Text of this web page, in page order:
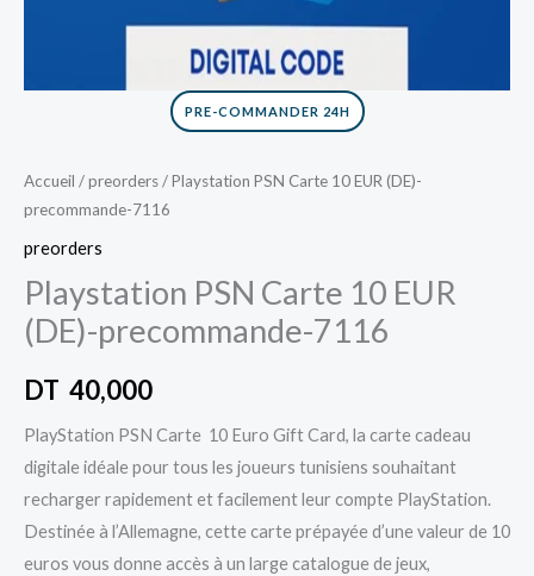
PRE-COMMANDER 24H
Accueil /preorders/ Playstation PSN Carte 10 EUR (DE)-
precommande-7116
preorders
Playstation PSN Carte 10 EUR
(DE)-precommande-7116
DT 40,000
PlayStation PSN Carte 10 Euro Gift Card, la carte cadeau
digitale idéale pour tous les joueurs tunisiens souhaitant
recharger rapidement et facilement leur compte PlayStation.
Destinée à l’Allemagne, cette carte prépayée d’une valeur de 10
euros vous donne accès à un large catalogue de jeux,